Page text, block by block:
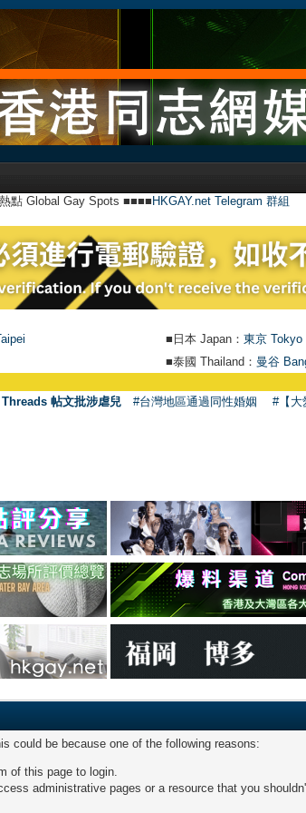
點 Global Gay Spots ■■■■ HKGAY.net Telegram 群組
■日本 Japan： 東京 Tokyo
■泰國 Thailand： 曼谷
帖文批涉虐兒 #台灣地區通過同性婚姻 #【大
could be because one of the following reasons:
of this page to login.
administrative pages or a resource that you